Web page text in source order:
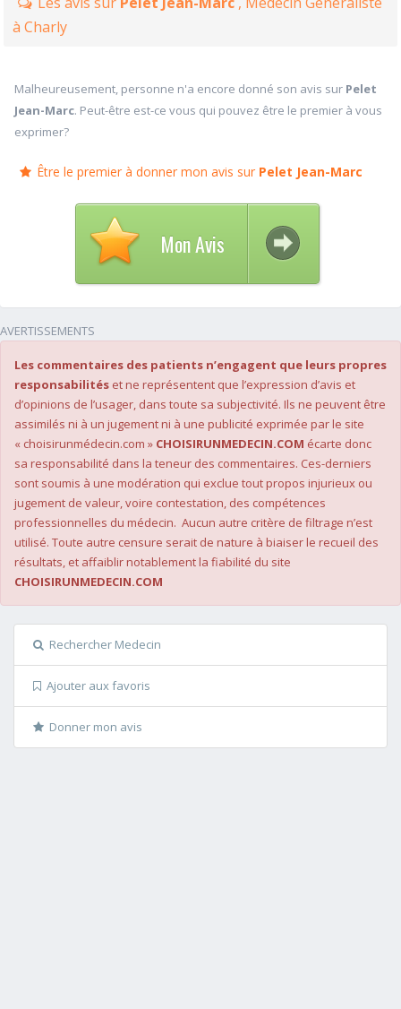
à Charly
Malheureusement, personne n'a encore donné son avis sur Pelet
Jean-Marc. Peut-être est-ce vous qui pouvez être le premier à vous
exprimer?
Être le premier à donner mon avis sur Pelet Jean-Marc
Mon Avis
AVERTISSEMENTS
Les commentaires des patients n’engagent que leurs propres
responsabilités et ne représentent que l’expression d’avis et
d’opinions de l’usager, dans toute sa subjectivité. Ils ne peuvent être
assimilés ni à un jugement ni à une publicité exprimée par le site
« choisirunmédecin.com » CHOISIRUNMEDECIN.COM écarte donc
sa responsabilité dans la teneur des commentaires. Ces-derniers
sont soumis à une modération qui exclue tout propos injurieux ou
jugement de valeur, voire contestation, des compétences
professionnelles du médecin. Aucun autre critère de filtrage n’est
utilisé. Toute autre censure serait de nature à biaiser le recueil des
résultats, et affaiblir notablement la fiabilité du site
CHOISIRUNMEDECIN.COM
Rechercher Medecin
Ajouter aux favoris
Donner mon avis